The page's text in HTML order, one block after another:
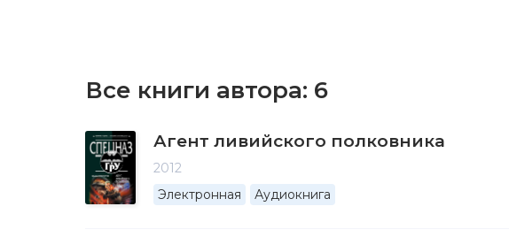
Все книги автора: 6
Агент ливийского полковника
2012
Электронная
Аудиокнига